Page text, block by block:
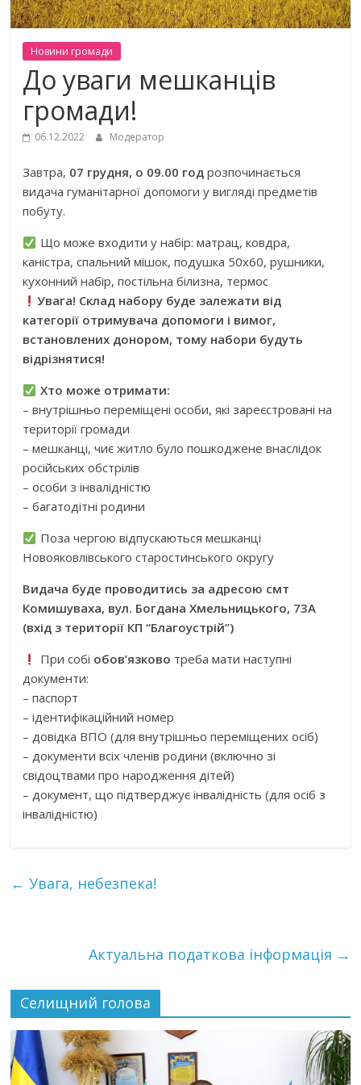
Новини громади
До уваги мешканців
громади!
06.12.2022 Модератор
Завтра, 07 грудня, о 09.00 год розпочинається
видача гуманітарної допомоги у вигляді предметів
побуту.
Що може входити у набір: матрац, ковдра,
каністра, спальний мішок, подушка 50х60, рушники,
кухонний набір, постільна білизна, термос
Увага! Склад набору буде залежати від
категорії отримувача допомоги і вимог,
встановлених донором, тому набори будуть
відрізнятися!
Хто може отримати:
– внутрішньо переміщені особи, які зареєстровані на
території громади
– мешканці, чиє житло було пошкоджене внаслідок
російських обстрілів
– особи з інвалідністю
– багатодітні родини
Поза чергою відпускаються мешканці
Новояковлівського старостинського округу
Видача буде проводитись за адресою смт
Комишуваха, вул. Богдана Хмельницького, 73А
(вхід з території КП “Благоустрій”)
При собі обов’язково треба мати наступні
документи:
– паспорт
– ідентифікаційний номер
– довідка ВПО (для внутрішньо переміщених осіб)
– документи всіх членів родини (включно зі
свідоцтвами про народження дітей)
– документ, що підтверджує інвалідність (для осіб з
інвалідністю)
← Увага, небезпека!
Актуальна податкова інформація →
Селищний голова